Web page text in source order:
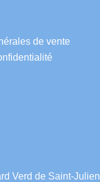
de vente
Verd de Saint-Julien